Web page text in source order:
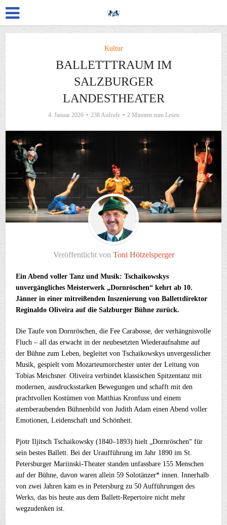
Kultur
BALLETTTRAUM IM
SALZBURGER
LANDESTHEATER
4. Januar 2026 238 Aufrufe 2 Minuten zum Lesen
Veröffentlicht von Toni Hötzelsperger
Ein Abend voller Tanz und Musik: Tschaikowskys
unvergängliches Meisterwerk „Dornröschen“ kehrt ab 10.
Jänner in einer mitreißenden Inszenierung von Ballettdirektor
Reginaldo Oliveira auf die Salzburger Bühne zurück.
Die Taufe von Dornröschen, die Fee Carabosse, der verhängnisvolle
Fluch – all das erwacht in der neubesetzten Wiederaufnahme auf
der Bühne zum Leben, begleitet von Tschaikowskys unvergesslicher
Musik, gespielt vom Mozarteumorchester unter der Leitung von
Tobias Meichsner. Oliveira verbindet klassischen Spitzentanz mit
modernen, ausdrucksstarken Bewegungen und schafft mit den
prachtvollen Kostümen von Matthias Kronfuss und einem
atemberaubenden Bühnenbild von Judith Adam einen Abend voller
Emotionen, Leidenschaft und Schönheit.
Pjotr Iljitsch Tschaikowsky (1840–1893) hielt „Dornröschen“ für
sein bestes Ballett. Bei der Uraufführung im Jahr 1890 im St.
Petersburger Mariinski-Theater standen unfassbare 155 Menschen
auf der Bühne, davon waren allein 59 Solotänzer* innen. Innerhalb
von zwei Jahren kam es in Petersburg zu 50 Aufführungen des
Werks, das bis heute aus dem Ballett-Repertoire nicht mehr
wegzudenken ist.